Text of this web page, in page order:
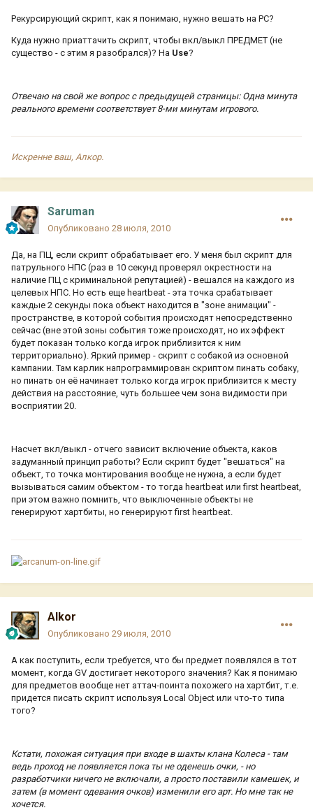
Рекурсирующий скрипт, как я понимаю, нужно вешать на PC?
Куда нужно приаттачить скрипт, чтобы вкл/выкл ПРЕДМЕТ (не
существо - с этим я разобрался)? На Use?
Отвечаю на свой же вопрос с предыдущей страницы: Одна минута
реального времени соответствует 8-ми минутам игрового.
Искренне ваш, Алкор.
Saruman
Опубликовано 28 июля, 2010
Да, на ПЦ, если скрипт обрабатывает его. У меня был скрипт для
патрульного НПС (раз в 10 секунд проверял окрестности на
наличие ПЦ с криминальной репутацией) - вешался на каждого из
целевых НПС. Но есть еще heartbeat - эта точка срабатывает
каждые 2 секунды пока объект находится в "зоне анимации" -
пространстве, в которой события происходят непосредственно
сейчас (вне этой зоны события тоже происходят, но их эффект
будет показан только когда игрок приблизится к ним
территориально). Яркий пример - скрипт с собакой из основной
кампании. Там карлик напрограммирован скриптом пинать собаку,
но пинать он её начинает только когда игрок приблизится к месту
действия на расстояние, чуть большее чем зона видимости при
восприятии 20.
Насчет вкл/выкл - отчего зависит включение объекта, каков
задуманный принцип работы? Если скрипт будет "вешаться" на
объект, то точка монтирования вообще не нужна, а если будет
вызываться самим объектом - то тогда heartbeat или first heartbeat,
при этом важно помнить, что выключенные объекты не
генерируют хартбиты, но генерируют first heartbeat.
Alkor
Опубликовано 29 июля, 2010
А как поступить, если требуется, что бы предмет появлялся в тот
момент, когда GV достигает некоторого значения? Как я понимаю
для предметов вообще нет аттач-поинта похожего на хартбит, т.е.
придется писать скрипт используя Local Object или что-то типа
того?
Кстати, похожая ситуация при входе в шахты клана Колеса - там
ведь проход не появляется пока ты не оденешь очки, - но
разработчики ничего не включали, а просто поставили камешек, и
затем (в момент одевания очков) изменили его арт. Но мне так не
хочется.